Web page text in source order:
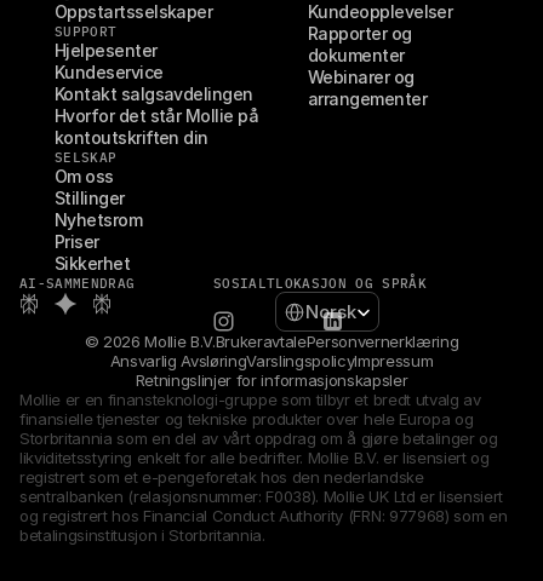
Oppstartsselskaper
SUPPORT
Hjelpesenter
Kundeservice
Kontakt salgsavdelingen
Hvorfor det står Mollie på
kontoutskriften din
SELSKAP
Om oss
Stillinger
Nyhetsrom
Priser
Sikkerhet
Kundeopplevelser
Rapporter og
dokumenter
Webinarer og
arrangementer
AI-SAMMENDRAG SOSIALTLOKASJON OG SPRÅK
Select Language
Norsk
© 2026 Mollie B.V.BrukeravtalePersonvernerklæring
Ansvarlig AvsløringVarslingspolicyImpressum
Retningslinjer for informasjonskapsler
Mollie er en finansteknologi-gruppe som tilbyr et bredt utvalg av
finansielle tjenester og tekniske produkter over hele Europa og
Storbritannia som en del av vårt oppdrag om å gjøre betalinger og
likviditetsstyring enkelt for alle bedrifter. Mollie B.V. er lisensiert og
registrert som et e-pengeforetak hos den nederlandske
sentralbanken (relasjonsnummer: F0038). Mollie UK Ltd er lisensiert
og registrert hos Financial Conduct Authority (FRN: 977968) som en
betalingsinstitusjon i Storbritannia.